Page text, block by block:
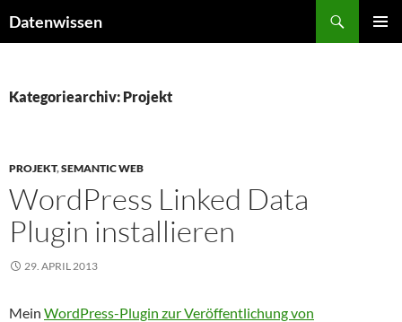
Inhalt
Datenwissen
Kategoriearchiv: Projekt
PROJEKT,SEMANTIC WEB
WordPress Linked Data
Plugin installieren
29. APRIL 2013
Mein WordPress-Plugin zur Veröffentlichung von